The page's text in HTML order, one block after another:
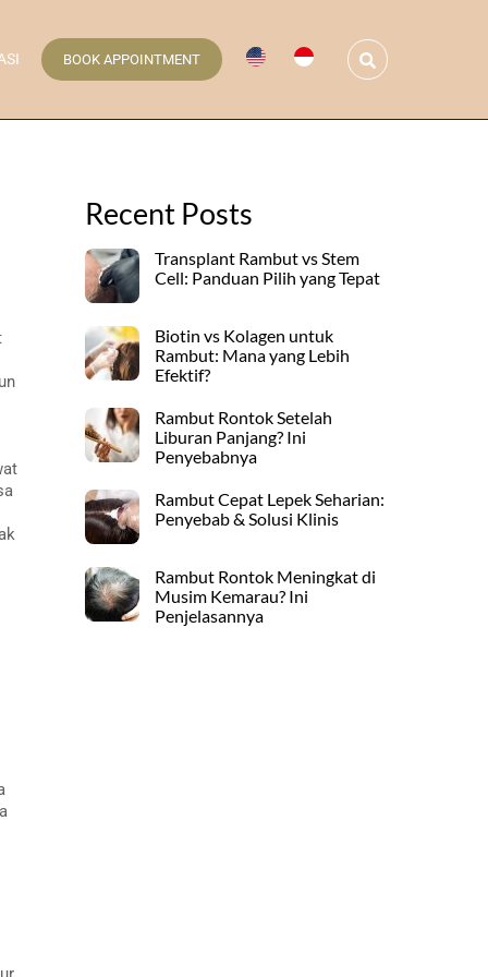
Search
BOOK APPOINTMENT
Recent Posts
Transplant Rambut vs Stem
Cell: Panduan Pilih yang Tepat
Biotin vs Kolagen untuk
Rambut: Mana yang Lebih
Efektif?
Rambut Rontok Setelah
Liburan Panjang? Ini
Penyebabnya
Rambut Cepat Lepek Seharian:
Penyebab & Solusi Klinis
Rambut Rontok Meningkat di
Musim Kemarau? Ini
Penjelasannya